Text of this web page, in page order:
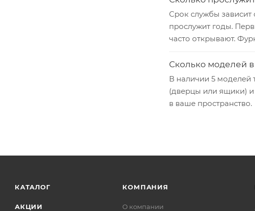
Срок службы зависит
прослужит годы.
часто открывают.
Сколько моделей
В наличии 5 моделей
(дверцы или ящики) и
в ваше пространство.
КАТАЛОГ
АКЦИИ
КОМПАНИЯ
О компании